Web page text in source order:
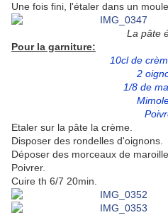
Une fois fini, l'étaler dans un moule.
La pâte
Pour la garniture:
10cl de
2
1/8 de
Etaler sur la pâte la crème.
Disposer des rondelles d'oignons.
Déposer des morceaux de
Poivrer.
Cuire th 6/7 20min.